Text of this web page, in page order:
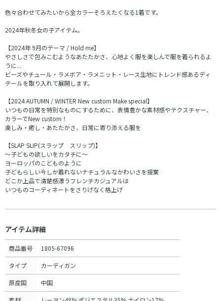
色々合わせてみたいから全カラーそろえたくなる1着です。
2024年秋冬女の子アイテム。
【2024年 9月のテーマ / Hold me】
やさしさで包みこむようなあたたかさ、心地よく服を楽しんで服を着られるよ
うに...
ビーズやチュール・ラメボア・ラメニット・レース生地にトレンド感あるディ
テールを取り入れて展開します。
【2024 AUTUMN / WINTER New custom Make special】
いつもの日常を特別なものにするために、表情豊かな素材感やテクスチャー、
カラーでNew custom！
楽しみ・癒し・あたたかさ、日常に寄り添える服を
【SLAP SLIP(スラップ スリップ)】
～子どもの欲しいをカタチに～
ヨーロッパのこどものように
子どもらしい今しか着れないナチュラルなかわいさを提案
どこか上品で清楚感漂うフレンチカジュアルは
いつものコーディネートをさりげなく格上げ
アイテム詳細
商品番号 1805-67096
タイプ カーディガン
原産国 中国